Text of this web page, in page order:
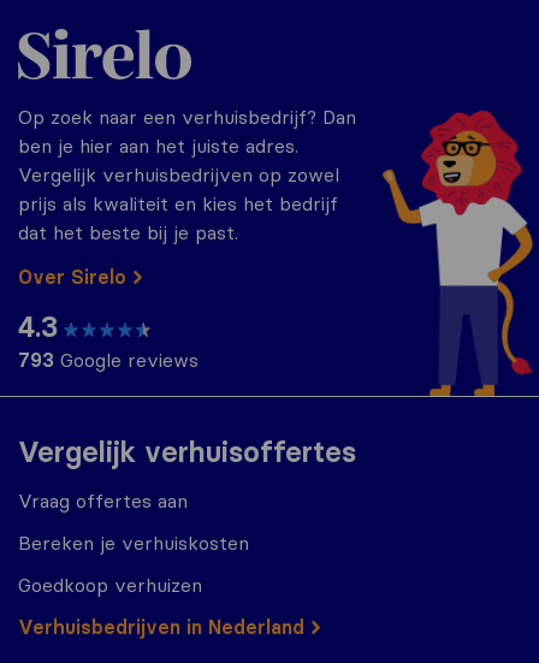
Vergelijk verhuisoffertes
Vraag offertes aan
Bereken je verhuiskosten
Goedkoop verhuizen
Verhuisbedrijven in Nederland
Sirelo.nl
Op zoek naar een verhuisbedrijf? Dan
ben je hier aan het juiste adres.
Vergelijk verhuisbedrijven op zowel
prijs als kwaliteit en kies het bedrijf
dat het beste bij je past.
Over Sirelo
4.3
793 Google reviews